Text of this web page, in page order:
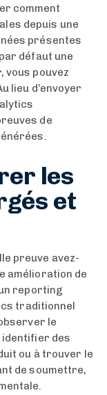
comment
depuis une
présentes
défaut une
vous pouvez
lieu d’envoyer
de
les
et
preuve avez-
amélioration de
reporting
traditionnel
le
identifier des
ou à trouver le
de soumettre,